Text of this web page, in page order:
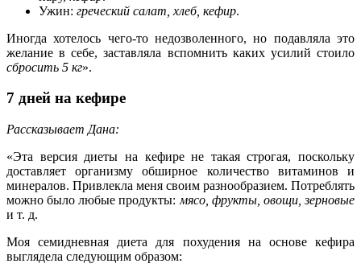
Ужин: греческий салат, хлеб, кефир.
Иногда хотелось чего-то недозволенного, но подавляла это
желание в себе, заставляла вспомнить каких усилий стоило
сбросить 5 кг».
7 дней на кефире
Рассказывает Дана:
«Эта версия диеты на кефире не такая строгая, поскольку
доставляет организму обширное количество витаминов и
минералов. Привлекла меня своим разнообразием. Потреблять
можно было любые продукты: мясо, фрукты, овощи, зерновые
и т. д.
Моя семидневная диета для похудения на основе кефира
выглядела следующим образом: